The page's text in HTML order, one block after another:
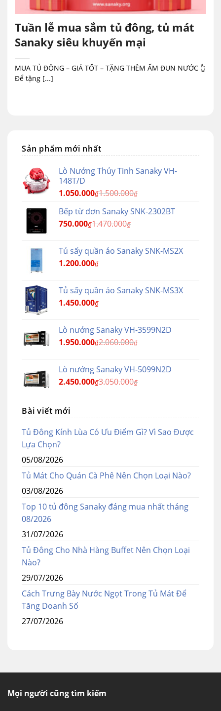
Tuần lễ mua sắm tủ đông, tủ mát
Sanaky siêu khuyến mại
MUA TỦ ĐÔNG – GIÁ TỐT – TẶNG THÊM ẤM ĐUN NƯỚC 👆
Để tặng [...]
Sản phẩm mới nhất
Lò Nướng Thủy Tinh Sanaky VH-
148T/D
1.050.000₫1.500.000₫
Bếp từ đơn Sanaky SNK-2302BT
750.000₫1.470.000₫
Tủ sấy quần áo Sanaky SNK-MS2X
1.200.000₫
Tủ sấy quần áo Sanaky SNK-MS3X
1.450.000₫
Lò nướng Sanaky VH-3599N2D
1.950.000₫2.060.000₫
Lò nướng Sanaky VH-5099N2D
2.450.000₫3.050.000₫
Bài viết mới
Tủ Đông Kính Lùa Có Ưu Điểm Gì? Vì Sao Được
Lựa Chọn?
05/08/2026
Tủ Mát Cho Quán Cà Phê Nên Chọn Loại Nào?
03/08/2026
Top 10 tủ đông Sanaky đáng mua nhất tháng
08/2026
31/07/2026
Tủ Đông Cho Nhà Hàng Buffet Nên Chọn Loại
Nào?
29/07/2026
Cách Trưng Bày Nước Ngọt Trong Tủ Mát Để
Tăng Doanh Số
27/07/2026
Mọi người cũng tìm kiếm